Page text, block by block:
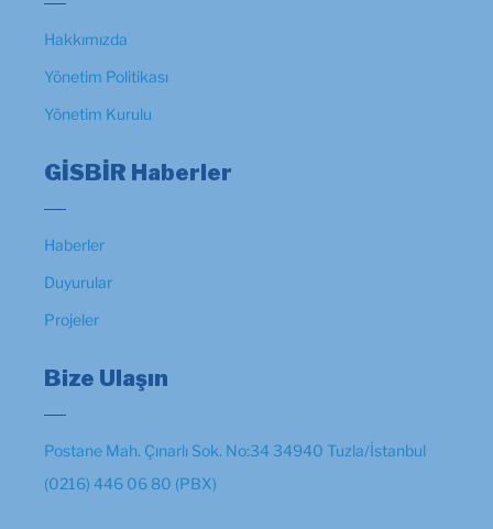
Hakkımızda
Yönetim Politikası
Yönetim Kurulu
GİSBİR Haberler
Haberler
Duyurular
Projeler
Bize Ulaşın
Postane Mah. Çınarlı Sok. No:34 34940 Tuzla/İstanbul
(0216) 446 06 80 (PBX)